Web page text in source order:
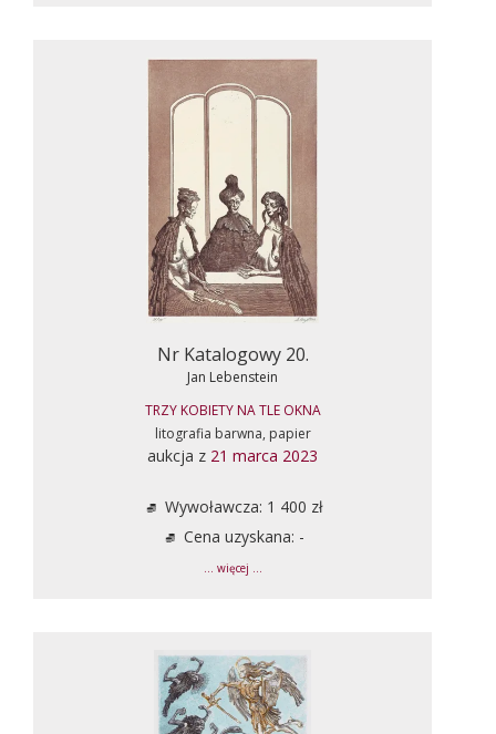
Nr Katalogowy 20.
Jan Lebenstein
TRZY KOBIETY NA TLE OKNA
litografia barwna, papier
aukcja z 21 marca 2023
Wywoławcza: 1 400 zł
Cena uzyskana: -
... więcej ...